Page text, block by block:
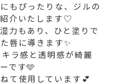
もぴったりな、ジルの
介いたします♡
力もあり、ひと塗りで
唇に導きます✨️
ラ感と透明感が綺麗
です🩵
て使用しています💕︎